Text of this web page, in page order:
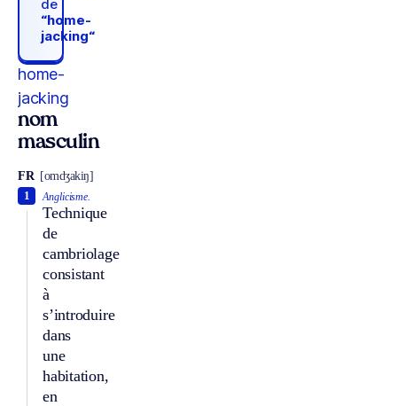
de
“home-
jacking“
home-
jacking
nom
masculin
FR [omdʒakiŋ]
Anglicisme.
Technique
de
cambriolage
consistant
à
s’introduire
dans
une
habitation,
en
1